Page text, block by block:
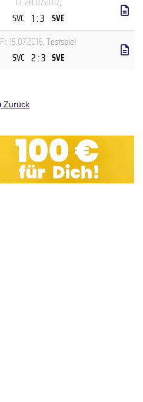
SVC 1 : 3 SVE
Fr, 15.07.2016, Testspiel
SVC 2 : 3 SVE
Zurück